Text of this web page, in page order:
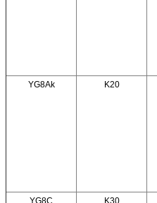
YG8Ak K20
YG8C K30